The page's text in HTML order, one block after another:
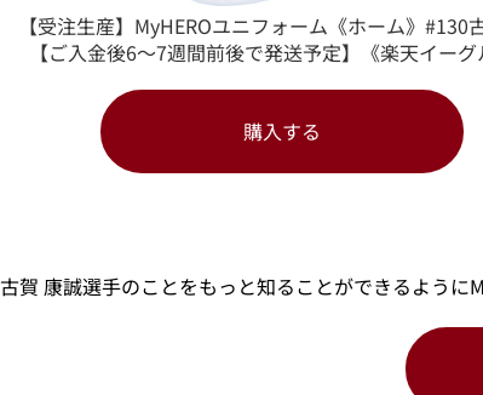
【受注生産】MyHEROユニフォーム《ホーム》#130
【ご入金後6～7週間前後で発送予定】《楽天イーグ
購入する
古賀 康誠選手のことをもっと知ることができるように